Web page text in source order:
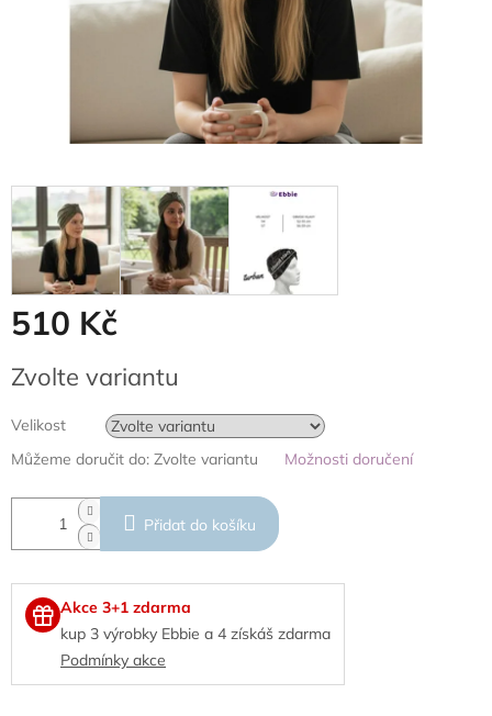
510 Kč
cena:
Zvolte variantu
Velikost
Můžeme doručit do: Zvolte variantu Možnosti doručení
Přidat do košíku
Akce 3+1 zdarma
kup 3 výrobky Ebbie a 4 získáš zdarma
Podmínky akce